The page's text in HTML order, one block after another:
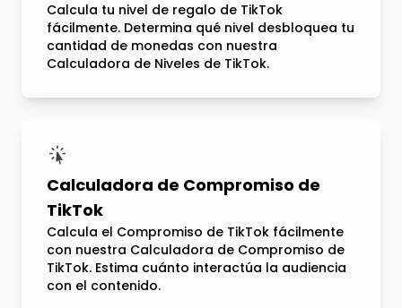
Calcula tu nivel de regalo de TikTok
fácilmente. Determina qué nivel desbloquea tu
cantidad de monedas con nuestra
Calculadora de Niveles de TikTok.
Calculadora de Compromiso de
TikTok
Calcula el Compromiso de TikTok fácilmente
con nuestra Calculadora de Compromiso de
TikTok. Estima cuánto interactúa la audiencia
con el contenido.